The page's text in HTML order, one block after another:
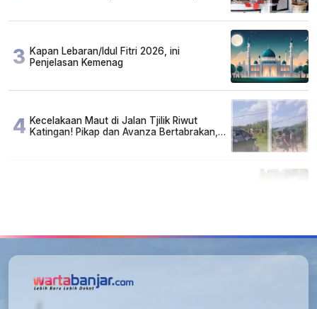
3 Kapan Lebaran/Idul Fitri 2026, ini
Penjelasan Kemenag
4 Kecelakaan Maut di Jalan Tjilik Riwut
Katingan! Pikap dan Avanza Bertabrakan,